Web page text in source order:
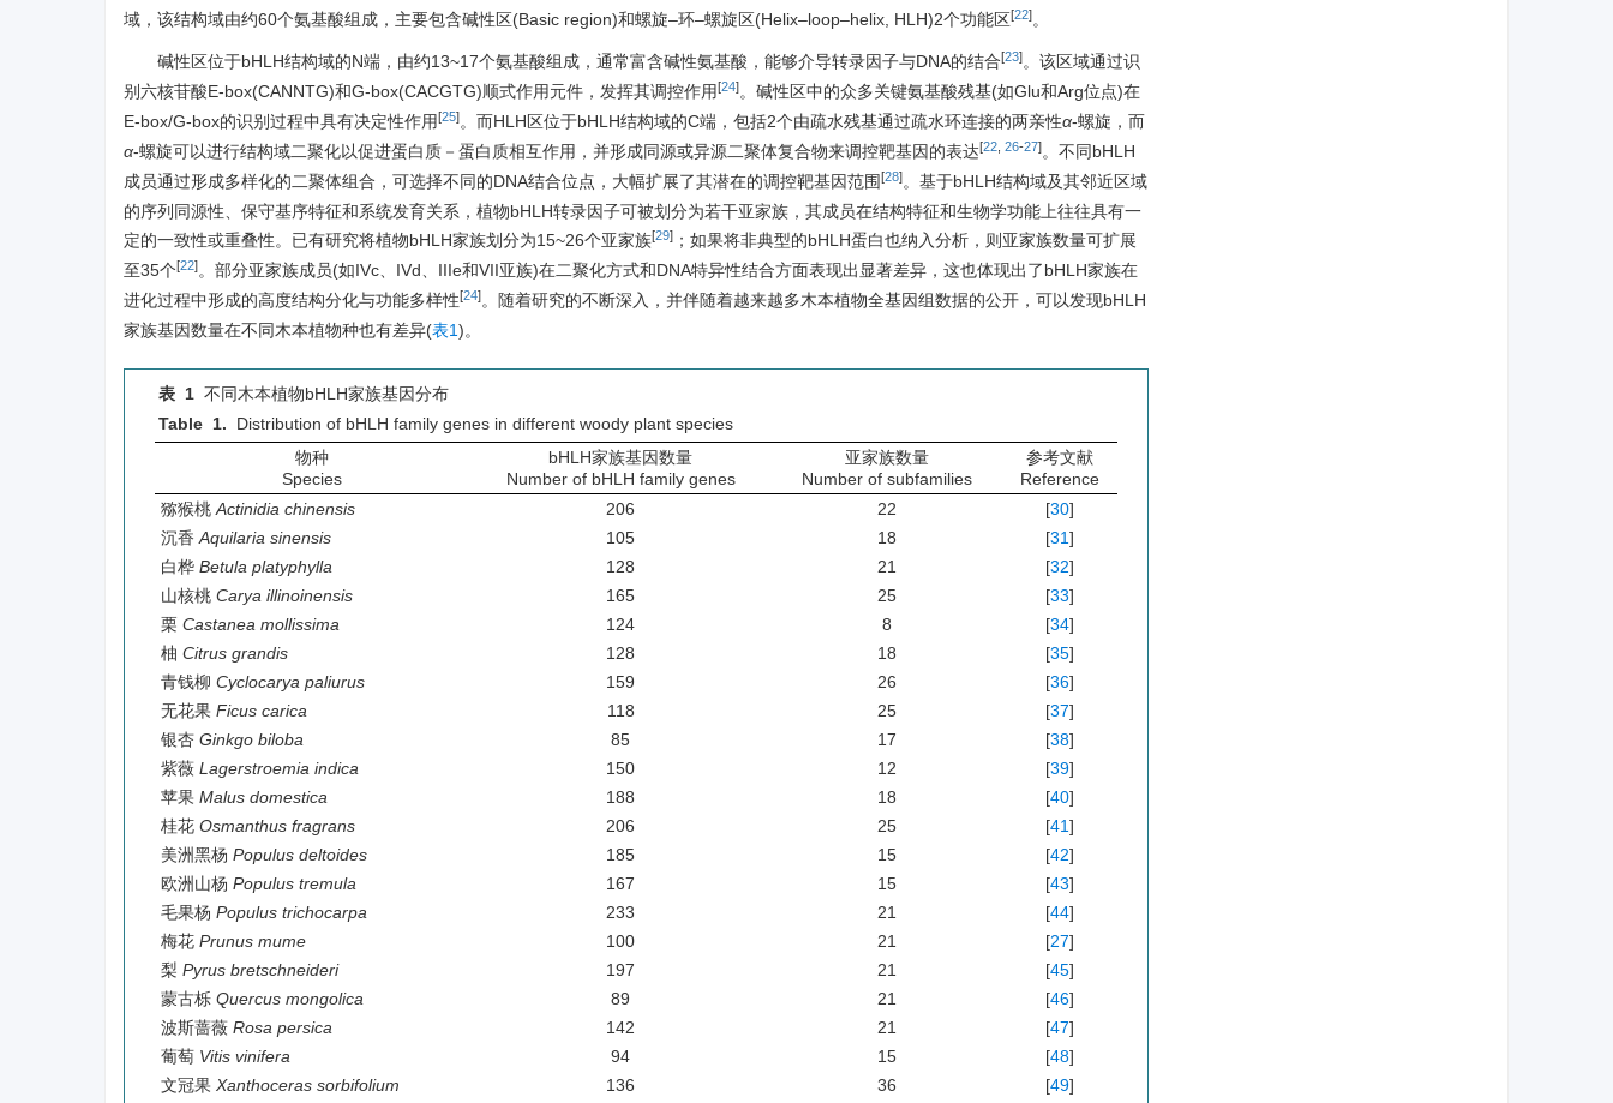
域，该结构域由约60个氨基酸组成，主要包含碱性区(Basic region)和螺旋–环–螺旋区(Helix–loop–helix, HLH)2个功能区[22]。
碱性区位于bHLH结构域的N端，由约13~17个氨基酸组成，通常富含碱性氨基酸，能够介导转录因子与DNA的结合[23]。该区域通过识
别六核苷酸E-box(CANNTG)和G-box(CACGTG)顺式作用元件，发挥其调控作用[24]。碱性区中的众多关键氨基酸残基(如Glu和Arg位点)在
E-box/G-box的识别过程中具有决定性作用[25]。而HLH区位于bHLH结构域的C端，包括2个由疏水残基通过疏水环连接的两亲性α-螺旋，而
α-螺旋可以进行结构域二聚化以促进蛋白质－蛋白质相互作用，并形成同源或异源二聚体复合物来调控靶基因的表达[22 26-27]。不同bHLH
成员通过形成多样化的二聚体组合，可选择不同的DNA结合位点，大幅扩展了其潜在的调控靶基因范围[28]。基于bHLH结构域及其邻近区域
的序列同源性、保守基序特征和系统发育关系，植物bHLH转录因子可被划分为若干亚家族，其成员在结构特征和生物学功能上往往具有一
定的一致性或重叠性。已有研究将植物bHLH家族划分为15~26个亚家族[29] ；如果将非典型的bHLH蛋白也纳入分析，则亚家族数量可扩展
至35个[22]。部分亚家族成员(如IVc、IVd、IIIe和VII亚族)在二聚化方式和DNA特异性结合方面表现出显著差异，这也体现出了bHLH家族在
进化过程中形成的高度结构分化与功能多样性[24]。随着研究的不断深入，并伴随着越来越多木本植物全基因组数据的公开，可以发现bHLH
家族基因数量在不同木本植物种也有差异(表1)。
表 1 不同木本植物bHLH家族基因分布
Table 1.
Distribution of bHLH family genes in different woody plant species
物种
Species
bHLH家族基因数量
Number of bHLH family genes
亚家族数量
Number of subfamilies
参考文献
Reference
猕猴桃 Actinidia chinensis 206 22 [30]
沉香 Aquilaria sinensis 105 18 [31]
白桦 Betula platyphylla 128 21 [32]
山核桃 Carya illinoinensis 165 25 [33]
栗 Castanea mollissima 124 8 [34]
柚 Citrus grandis 128 18 [35]
青钱柳 Cyclocarya paliurus 159 26 [36]
无花果 Ficus carica 118 25 [37]
银杏 Ginkgo biloba 85 17 [38]
紫薇 Lagerstroemia indica 150 12 [39]
苹果 Malus domestica 188 18 [40]
桂花 Osmanthus fragrans 206 25 [41]
美洲黑杨 Populus deltoides 185 15 [42]
欧洲山杨 Populus tremula 167 15 [43]
毛果杨 Populus trichocarpa 233 21 [44]
梅花 Prunus mume 100 21 [27]
梨 Pyrus bretschneideri 197 21 [45]
蒙古栎 Quercus mongolica 89 21 [46]
波斯蔷薇 Rosa persica 142 21 [47]
葡萄 Vitis vinifera 94 15 [48]
文冠果 Xanthoceras sorbifolium 136 36 [49]